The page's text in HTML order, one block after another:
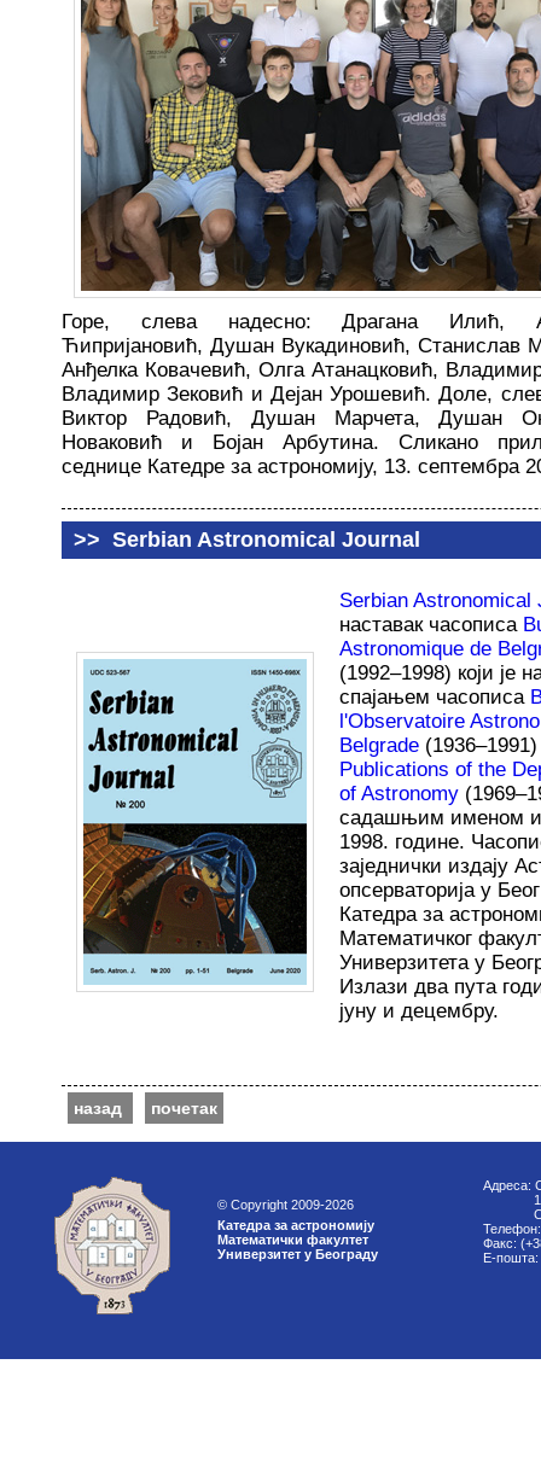
Горе, слева надесно: Драгана Илић,
Ћипријановић, Душан Вукадиновић, Станислав
Анђелка Ковачевић, Oлга Атанацковић,
Владимир Зековић и Дејан Урошевић. Доле,
Виктор Радовић, Душан Марчета, Душан
Новаковић и Бојан Арбутина. Сликано
седнице Катедре за астрономију, 13. септембра
>> Serbian Astronomical Journal
Serbian Astronomical
наставак часописа
Astronomique de
(1992–1998) који је
спајањем часописа
l'Observatoire
Belgrade
Publications of the
of Astronomy
садашњим именом
1998. године.
заједнички издају
опсерваторија у
Катедра за
Математичког
Универзитета у
Излази два пута
јуну и децембру.
назад почетак
© Copyright 2009-2026
Катедра за астрономију
Математички факултет
Универзитет у Београду
Адреса:
Факс:
Е-пошта: